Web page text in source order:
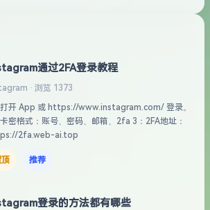
通过2FA登录教程
· 浏览 1373
开 App 或 https://www.instagram.com/ 登录。
密格式：账号、密码、邮箱、2fa 3：2FA地址：
2fa.web-ai.top
顶 推荐
登录的方法都有哪些